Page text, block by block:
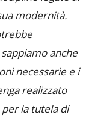
anche
necessarie e i
realizzato
la tutela di